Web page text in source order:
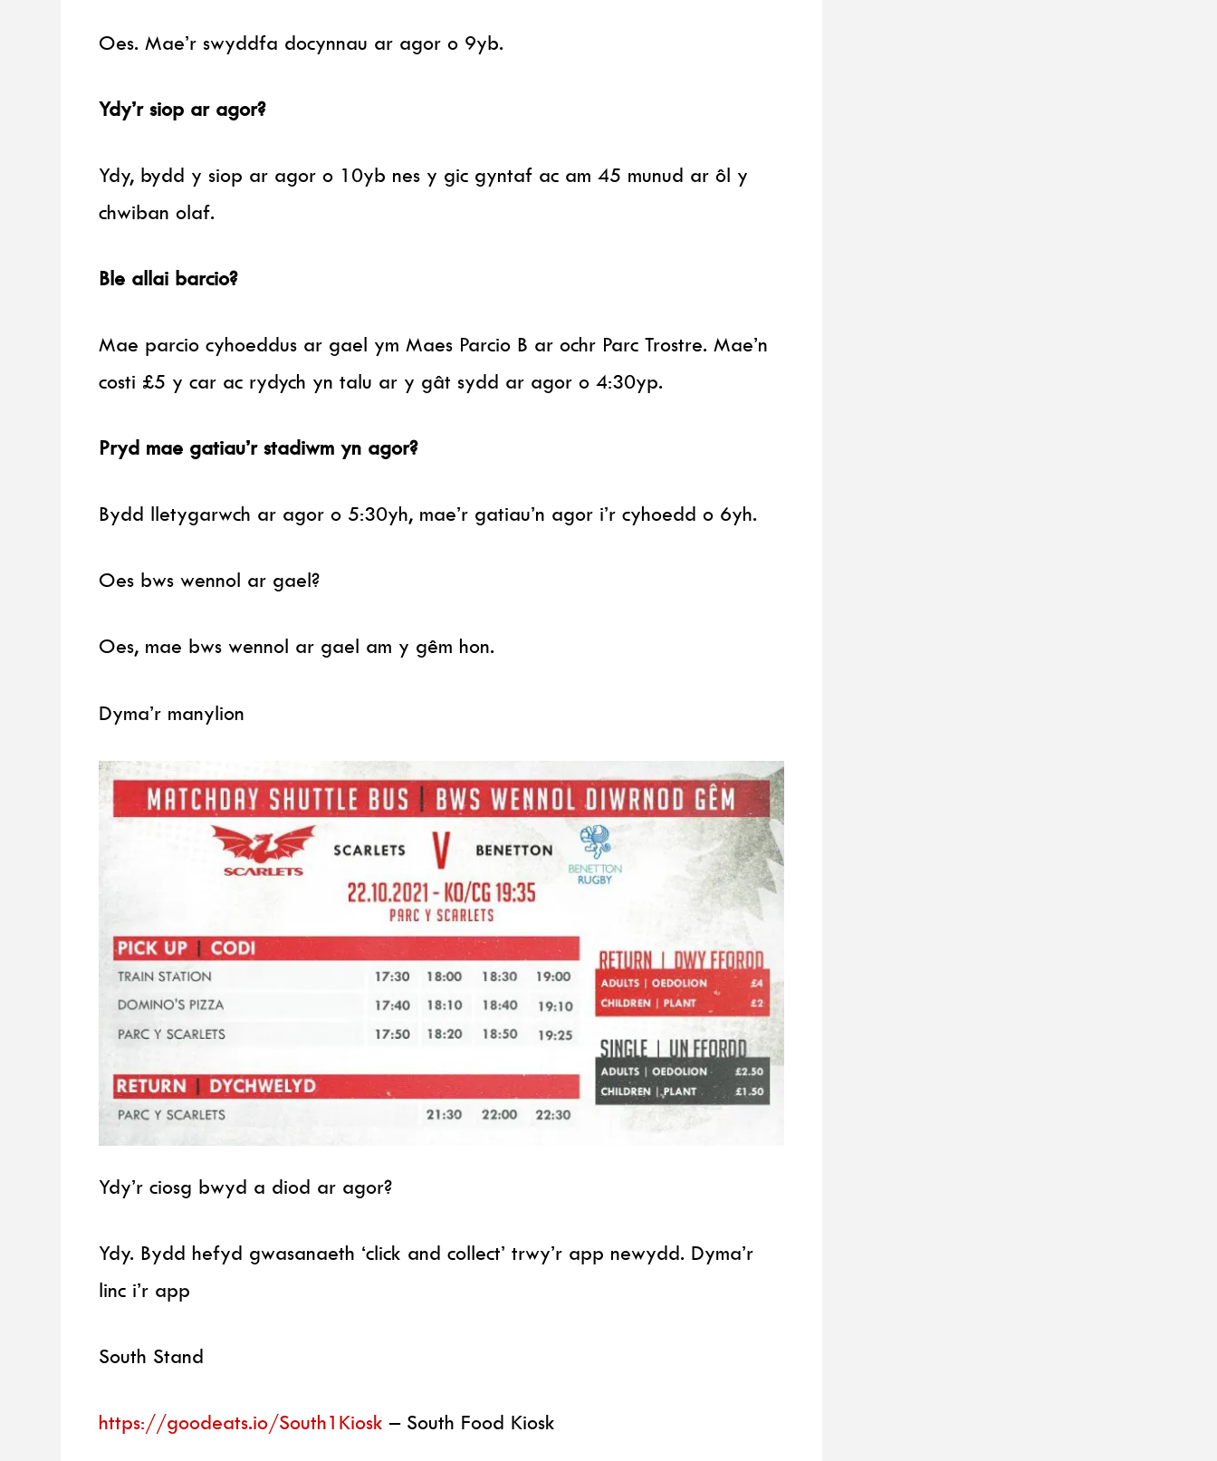
Oes. Mae’r swyddfa docynnau ar agor o 9yb.
Ydy’r siop ar agor?
Ydy, bydd y siop ar agor o 10yb nes y gic gyntaf ac am 45 munud ar ôl y
chwiban olaf.
Ble allai barcio?
Mae parcio cyhoeddus ar gael ym Maes Parcio B ar ochr Parc Trostre. Mae’n
costi £5 y car ac rydych yn talu ar y gât sydd ar agor o 4:30yp.
Pryd mae gatiau’r stadiwm yn agor?
Bydd lletygarwch ar agor o 5:30yh, mae’r gatiau’n agor i’r cyhoedd o 6yh.
Oes bws wennol ar gael?
Oes, mae bws wennol ar gael am y gêm hon.
Dyma’r manylion
Ydy’r ciosg bwyd a diod ar agor?
Ydy. Bydd hefyd gwasanaeth ‘click and collect’ trwy’r app newydd. Dyma’r
linc i’r app
South Stand
https://goodeats.io/South1Kiosk – South Food Kiosk